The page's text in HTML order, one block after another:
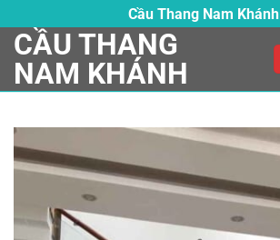
to
content
Cầu Thang Nam Khánh
CẦU THANG
NAM KHÁNH